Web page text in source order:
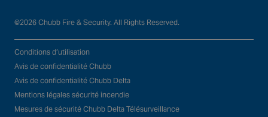
©2026 Chubb Fire & Security. All Rights Reserved.
Conditions d’utilisation
Avis de confidentialité Chubb
Avis de confidentialité Chubb Delta
Mentions légales sécurité incendie
Mesures de sécurité Chubb Delta Télésurveillance